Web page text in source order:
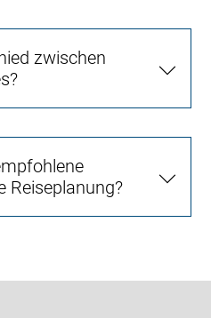
zwischen
Reiseplanung?